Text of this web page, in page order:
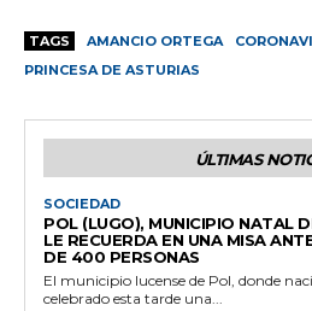
TAGS AMANCIO ORTEGA
PRINCESA DE ASTURIAS
ÚLTIMAS
SOCIEDAD
POL (LUGO), MUNICIPIO NATAL
LE RECUERDA EN UNA MISA
DE 400 PERSONAS
El municipio lucense de Pol, donde
celebrado esta tarde una...